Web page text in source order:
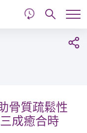
骨質疏鬆性
成癒合時